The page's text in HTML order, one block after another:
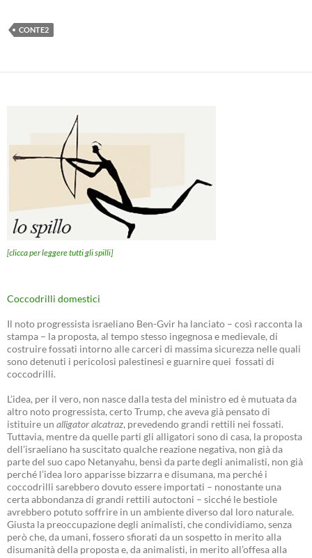
CONTE2
[clicca per leggere tutti gli spilli]
Coccodrilli domestici
Il noto progressista israeliano Ben-Gvir ha lanciato – così racconta la
stampa – la proposta, al tempo stesso ingegnosa e medievale, di
costruire fossati intorno alle carceri di massima sicurezza nelle quali
sono detenuti i pericolosi palestinesi e guarnire quei fossati di
coccodrilli.
L’idea, per il vero, non nasce dalla testa del ministro ed è mutuata da
altro noto progressista, certo Trump, che aveva già pensato di
istituire un alligator alcatraz, prevedendo grandi rettili nei fossati.
Tuttavia, mentre da quelle parti gli alligatori sono di casa, la proposta
dell’israeliano ha suscitato qualche reazione negativa, non già da
parte del suo capo Netanyahu, bensì da parte degli animalisti, non già
perché l’idea loro apparisse bizzarra e disumana, ma perché i
coccodrilli sarebbero dovuto essere importati – nonostante una
certa abbondanza di grandi rettili autoctoni – sicché le bestiole
avrebbero potuto soffrire in un ambiente diverso dal loro naturale.
Giusta la preoccupazione degli animalisti, che condividiamo, senza
però che, da umani, fossero sfiorati da un sospetto in merito alla
disumanità della proposta e, da animalisti, in merito all’offesa alla